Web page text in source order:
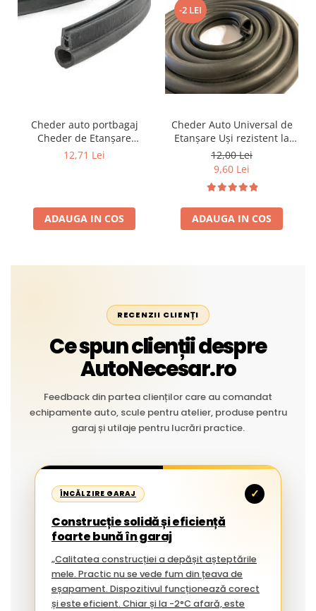
Cheder auto portbagaj
Cheder de Etanșare
Profesional din Cauciuc -
Liniar
12,71 Lei
ADAUGA IN COS
-2 LEI
Cheder Auto Universal de
Etanșare Uși rezistent la
intemperii, raze UV,
îmbătrânire și temperaturi
extreme
12,00 Lei
9,60 Lei
ADAUGA IN COS
RECENZII CLIENȚI
Ce spun clienții despre
AutoNecesar.ro
Feedback din partea clienților care au comandat
echipamente auto, scule pentru atelier, produse pentru
garaj și utilaje pentru lucrări practice.
ÎNCĂLZIRE GARAJ ✓
Construcție solidă și eficiență
foarte bună în garaj
„Calitatea construcției a depășit așteptările
mele. Practic nu se vede fum din țeava de
eșapament. Dispozitivul funcționează corect
și este eficient. Chiar și la -2°C afară, este